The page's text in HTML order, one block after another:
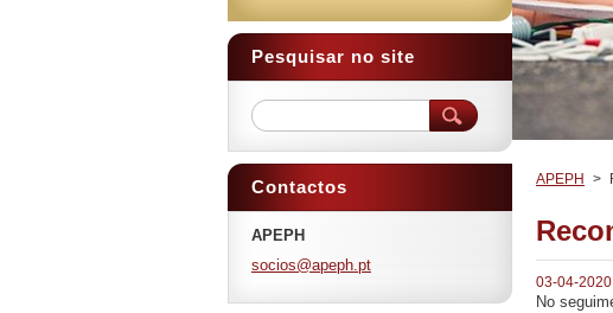
APEPH >
03-04-
No
Pesquisar no site
Contactos
APEPH
socios@apeph.pt